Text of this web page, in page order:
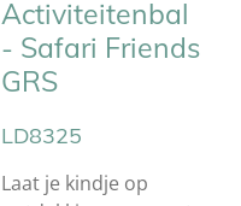
Activiteitenbal
- Safari Friends
GRS
LD8325
Laat je kindje op